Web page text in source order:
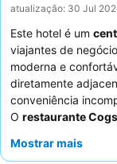
atualização: 30 Jul
Este hotel é um
viajantes de
moderna e
diretamente
conveniência
O restaurante Cogs
ofertas culinárias,
Mostrar mais